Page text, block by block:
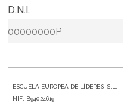
* D.N.I.
ESCUELA EUROPEA DE LÍDERES, S.L.
NIF: B94024619